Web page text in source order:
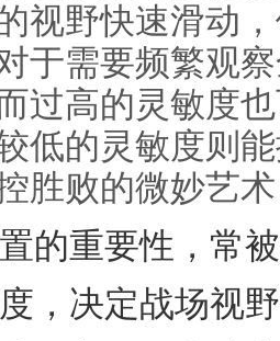
视野快速滑动
于需要频繁观
过高的灵敏度
低的灵敏度则
胜败的微妙艺术
的重要性，常
，决定战场视